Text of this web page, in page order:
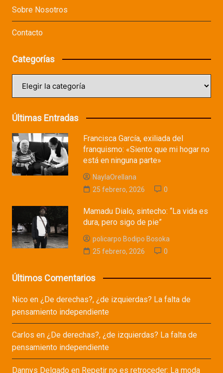
Sobre Nosotros
Contacto
Categorías
Últimas Entradas
Francisca García, exiliada del
franquismo: «Siento que mi hogar no
está en ninguna parte»
NaylaOrellana
25 febrero, 2026
0
Mamadu Dialo, sintecho: “La vida es
dura, pero sigo de pie”
policarpo Bodipo Bosoka
25 febrero, 2026
0
Últimos Comentarios
Nicoen ¿De derechas?, ¿de izquierdas? La falta de
pensamiento independiente
Carlos en ¿De derechas?, ¿de izquierdas? La falta de
pensamiento independiente
Dannys Delgadoen Repetir no es retroceder: La moda